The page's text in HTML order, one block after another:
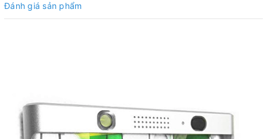
Đánh giá sản phẩm